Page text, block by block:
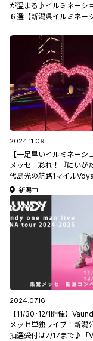
が温まる♪イルミネーシ
６選【新潟県イルミネー
2024.11.09
【一足早いイルミネーシ
メッセ「彩れ！『にいが
代島光の航路1マイル
ブルーの光と音で信濃川
♪12/8(日)まで開催【新
ーション特集2024】
新潟市
2024.07.16
【11/30･12/1開催】
メッセ単独ライブ！新潟
抽選受付は7/17まで♪「